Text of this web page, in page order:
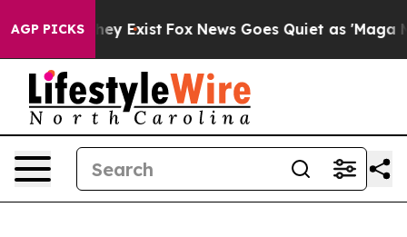
AGP PICKS
They Exist Fox News Goes Quiet as 'Maga